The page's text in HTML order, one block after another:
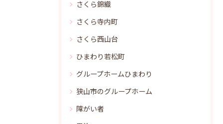
さくら錦織
さくら寺内町
さくら西山台
ひまわり若松町
グループホームひまわり
狭山市のグループホーム
障がい者